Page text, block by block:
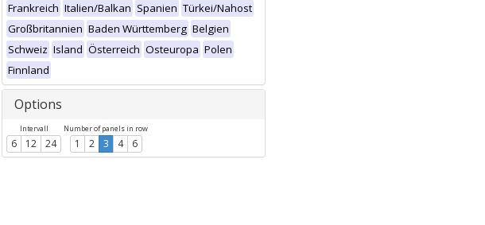
Frankreich Italien/Balkan Spanien Türkei/Nahost
Großbritannien Baden Württemberg Belgien
Schweiz Island Österreich Osteuropa Polen
Finnland
Options
Intervall
6 12 24
Number of panels in row
1 2 3 4 6